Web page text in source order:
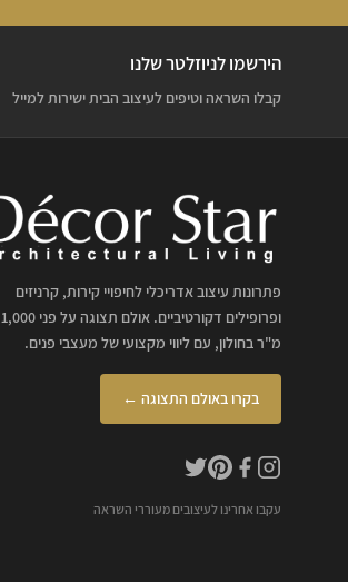
הירשמו לניוזלטר שלנו
קבלו השראה וטיפים לעיצוב הבית ישירות למייל
פתרונות עיצוב אדריכלי לחיפויי קירות, קרניזים
ופרופילים דקורטיביים. אולם תצוגה על פני 1,000
מ"ר בחולון, עם ליווי מקצועי של מעצבי פנים.
בקרו באולם התצוגה ←
עקבו אחרינו לעיצובים מעוררי השראה